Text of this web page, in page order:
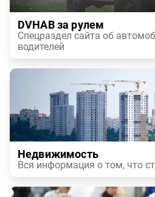
DVHAB за рулем
Спецраздел сайта об
водителей
Недвижимость
Вся информация о том, что